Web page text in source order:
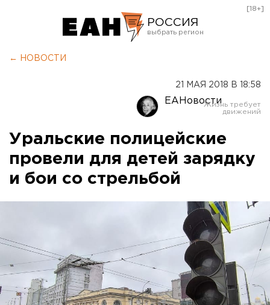
РОССИЯ
Оренбург
[18+]
← НОВОСТИ
21 МАЯ 2018 В 18:58
ЕАНовости
Уральские полицейские
провели для детей зарядку
и бои со стрельбой